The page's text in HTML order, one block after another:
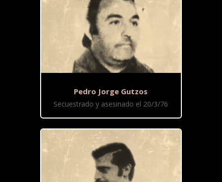
Pedro Jorge Gutzos
Secuestrado y asesinado el 20/3/76